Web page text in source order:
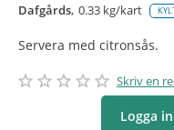
Dafgårds 0.33 kg/kart
Servera med citronsås.
star_border star_border star_border star_border star_border
star star star star star Skriv en
Logga